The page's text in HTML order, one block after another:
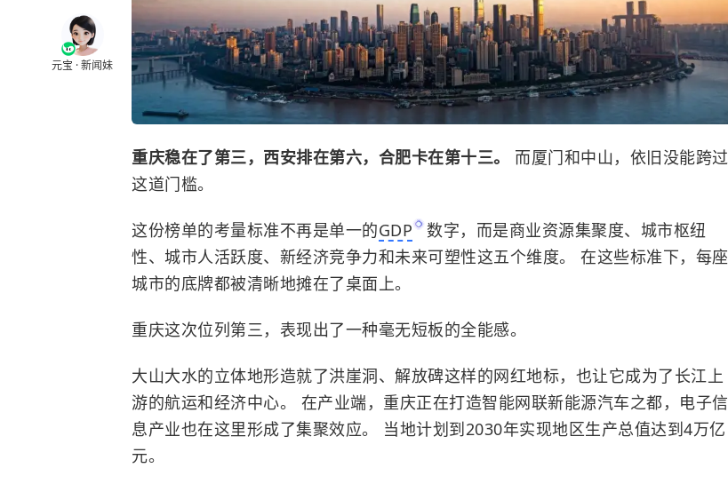
元宝 · 新闻妹
重庆稳在了第三，西安排在第六，合肥卡在第十三。 而厦门和中山，依旧没能跨过
这道门槛。
这份榜单的考量标准不再是单一的GDP
数字，而是商业资源集聚度、城市枢纽
性、城市人活跃度、新经济竞争力和未来可塑性这五个维度。 在这些标准下，每座
城市的底牌都被清晰地摊在了桌面上。
重庆这次位列第三，表现出了一种毫无短板的全能感。
大山大水的立体地形造就了洪崖洞、解放碑这样的网红地标，也让它成为了长江上
游的航运和经济中心。 在产业端，重庆正在打造智能网联新能源汽车之都，电子信
息产业也在这里形成了集聚效应。 当地计划到2030年实现地区生产总值达到4万亿
元。